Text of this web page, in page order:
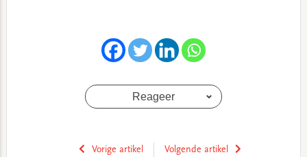
Reageer
Vorige artikel
Volgende artikel